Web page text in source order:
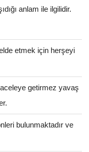
anlam ile ilgilidir.
etmek için herşeyi
aceleye getirmez yavaş
bulunmaktadır ve